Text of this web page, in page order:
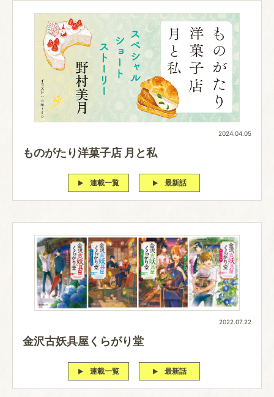
2024.04.05
ものがたり洋菓子店 月と私
連載一覧 最新話
2022.07.22
金沢古妖具屋くらがり堂
連載一覧 最新話